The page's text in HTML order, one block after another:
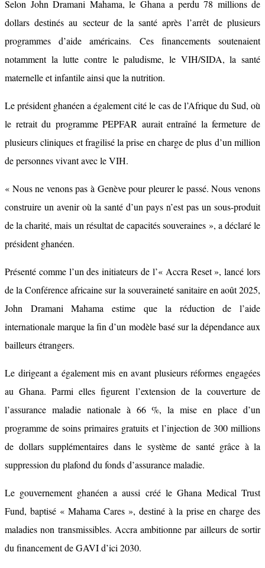
Selon John Dramani Mahama, le Ghana a perdu 78 millions de
dollars destinés au secteur de la santé après l’arrêt de plusieurs
programmes d’aide américains. Ces financements soutenaient
notamment la lutte contre le paludisme, le VIH/SIDA, la santé
maternelle et infantile ainsi que la nutrition.
Le président ghanéen a également cité le cas de l’Afrique du Sud, où
le retrait du programme PEPFAR aurait entraîné la fermeture de
plusieurs cliniques et fragilisé la prise en charge de plus d’un million
de personnes vivant avec le VIH.
« Nous ne venons pas à Genève pour pleurer le passé. Nous venons
construire un avenir où la santé d’un pays n’est pas un sous-produit
de la charité, mais un résultat de capacités souveraines », a déclaré le
président ghanéen.
Présenté comme l’un des initiateurs de l’« Accra Reset », lancé lors
de la Conférence africaine sur la souveraineté sanitaire en août 2025,
John Dramani Mahama estime que la réduction de l’aide
internationale marque la fin d’un modèle basé sur la dépendance aux
bailleurs étrangers.
Le dirigeant a également mis en avant plusieurs réformes engagées
au Ghana. Parmi elles figurent l’extension de la couverture de
l’assurance maladie nationale à 66 %, la mise en place d’un
programme de soins primaires gratuits et l’injection de 300 millions
de dollars supplémentaires dans le système de santé grâce à la
suppression du plafond du fonds d’assurance maladie.
Le gouvernement ghanéen a aussi créé le Ghana Medical Trust
Fund, baptisé « Mahama Cares », destiné à la prise en charge des
maladies non transmissibles. Accra ambitionne par ailleurs de sortir
du financement de GAVI d’ici 2030.